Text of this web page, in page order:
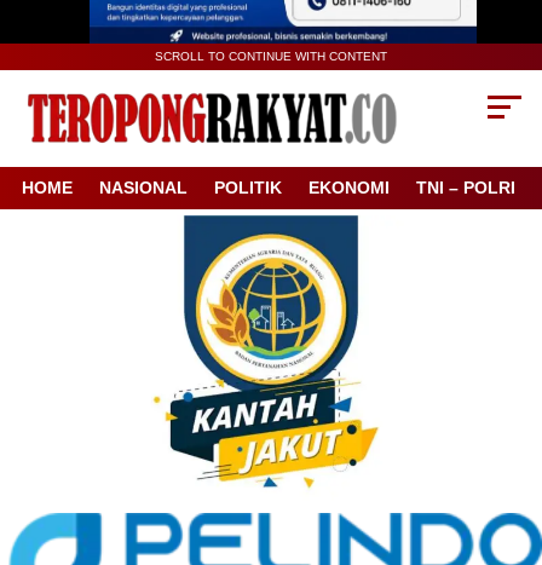
SCROLL TO CONTINUE WITH CONTENT
HOME NASIONAL POLITIK EKONOMI TNI – POLRI